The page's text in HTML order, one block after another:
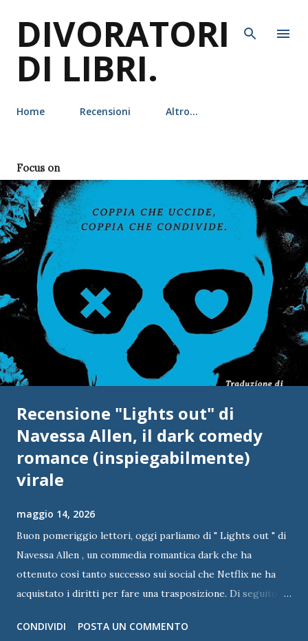
DIVORATORI
DI LIBRI.
Home Recensioni Altro…
o
s
t
Focus on
Recensione "Lights out" di
Navessa Allen, il dark comedy
romance (inspiegabilmente)
virale
maggio 14, 2026
Buon pomeriggio lettori, oggi parliamo di " Lights out " di
Navessa Allen , un commedia romantica dark che ha
ottenuto così tanto successo sui social che Netflix ne ha
acquistato i diritti per fare una trasposizione. Di seguito vi
Autrice: Navessa Allen Pagine: 444 Editore: Mondadori
CONDIVIDI
POSTA UN COMMENTO